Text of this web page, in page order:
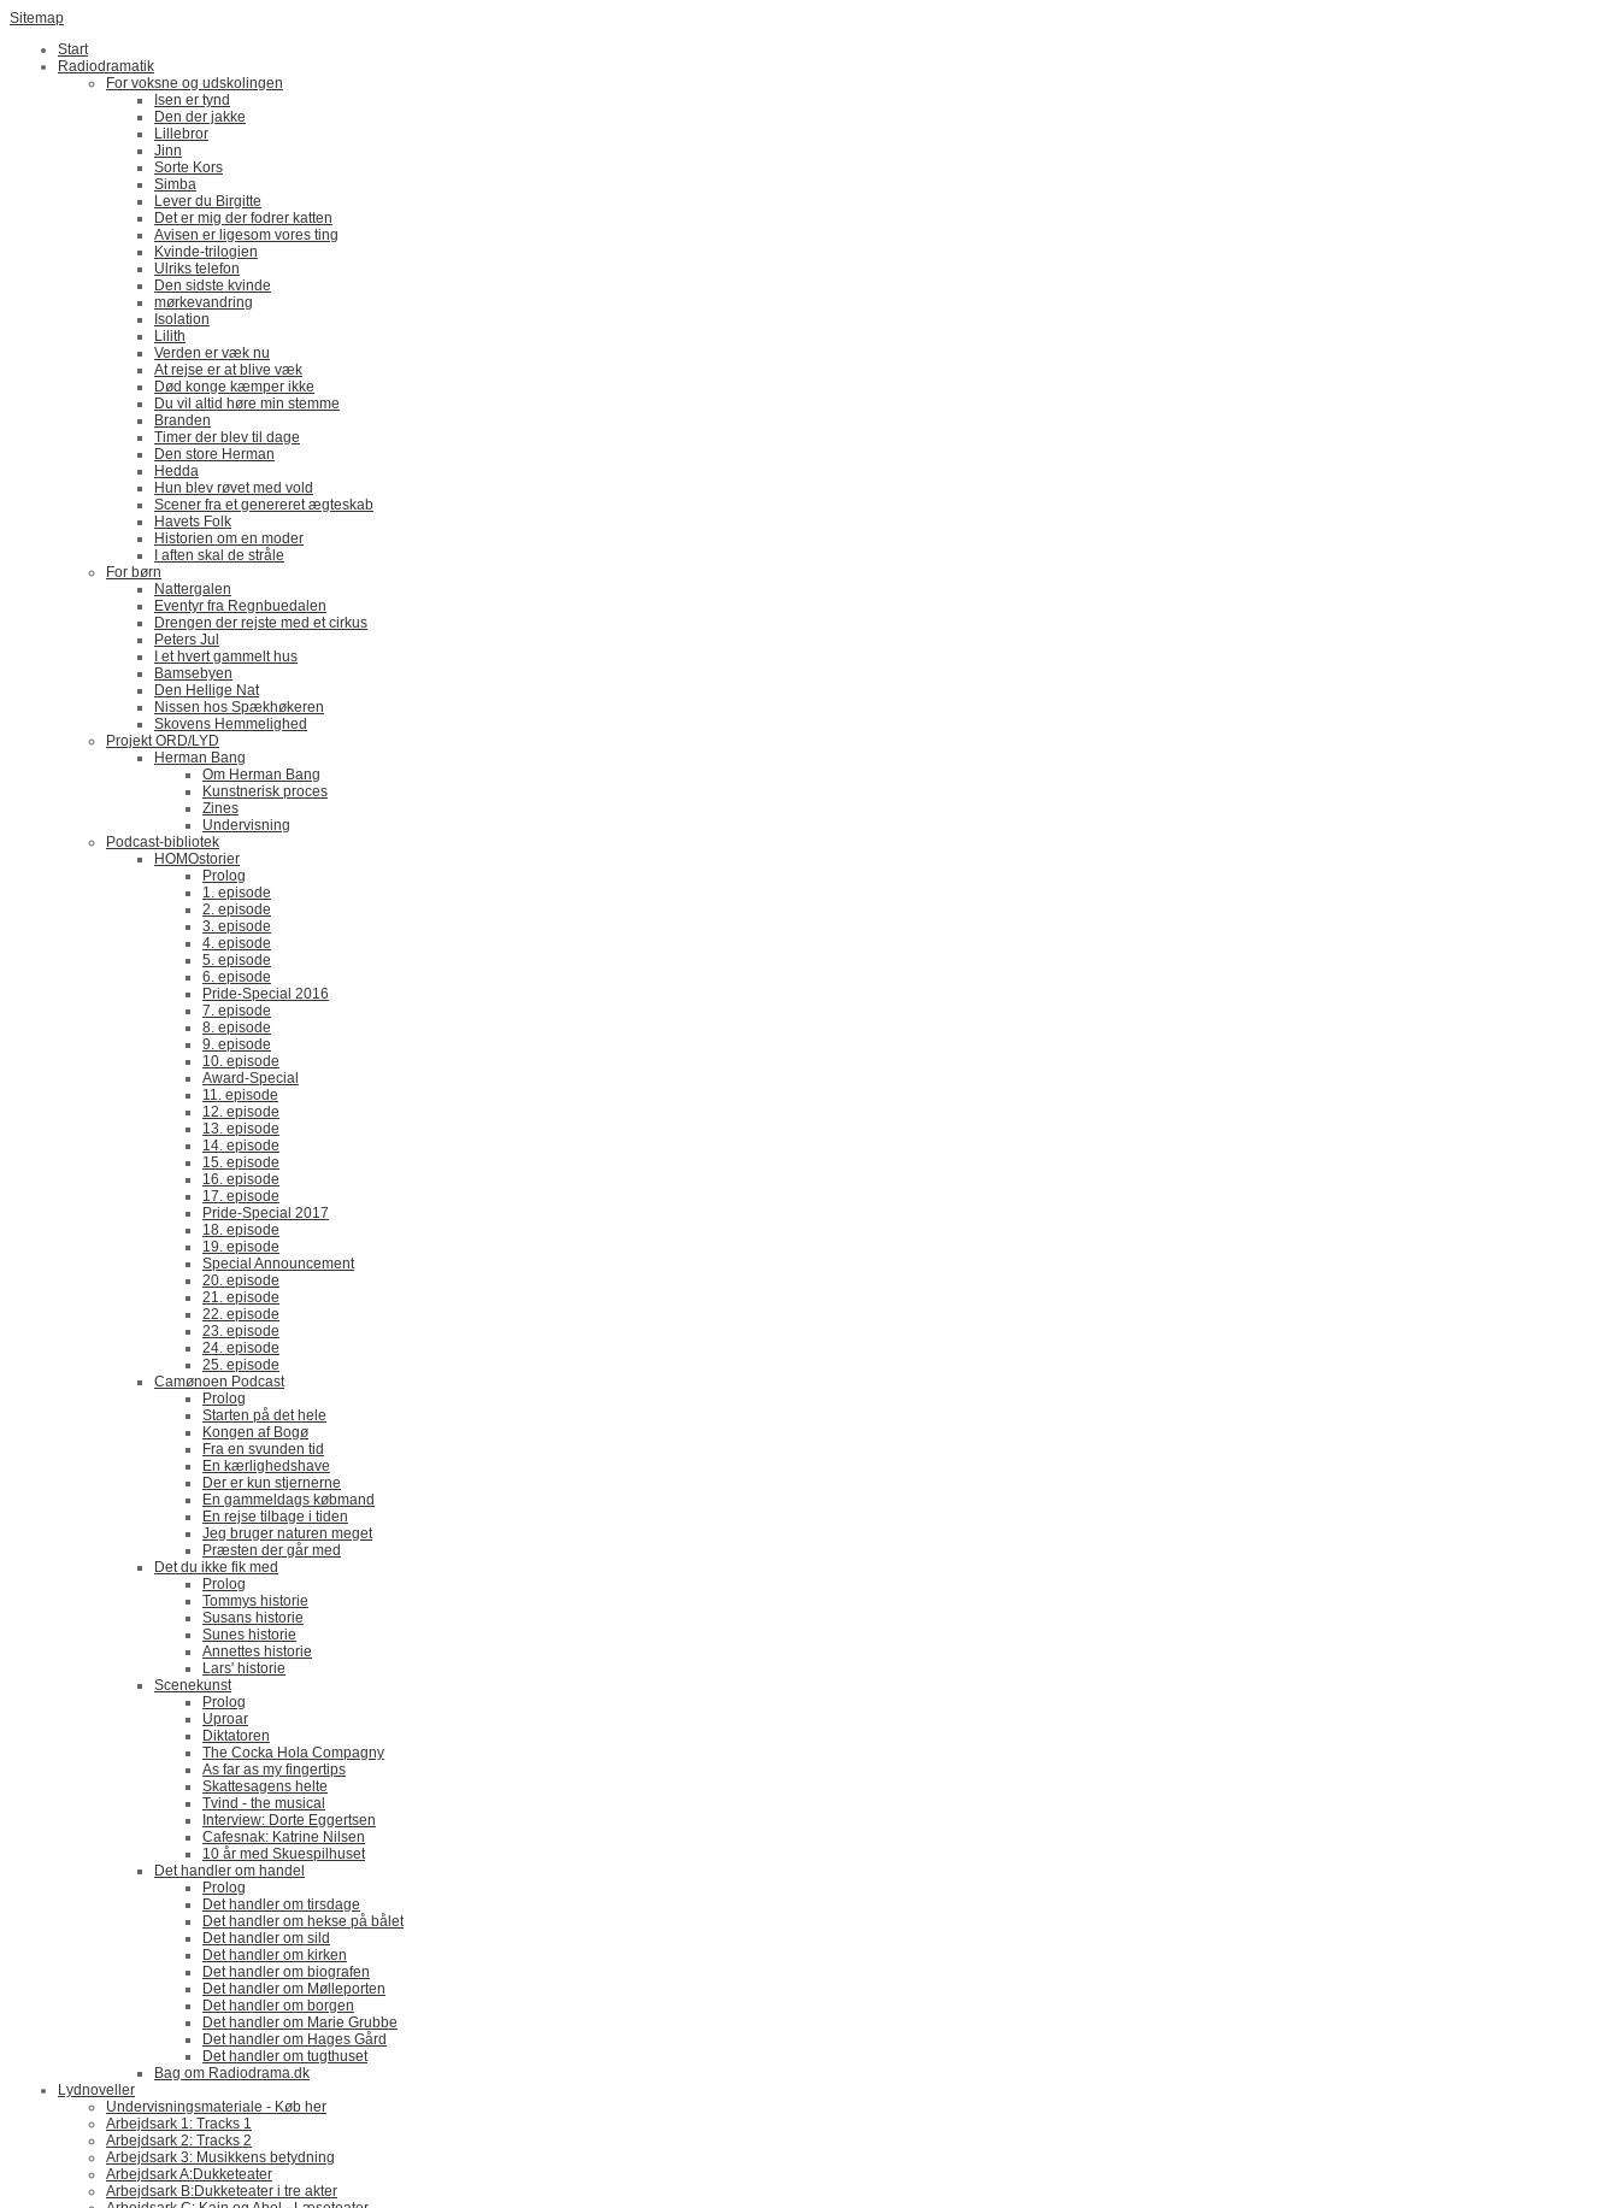
Sitemap
Start
Radiodramatik
For voksne og udskolingen
Isen er tynd
Den der jakke
Lillebror
Jinn
Sorte Kors
Simba
Lever du Birgitte
Det er mig der fodrer katten
Avisen er ligesom vores ting
Kvinde-trilogien
Ulriks telefon
Den sidste kvinde
mørkevandring
Isolation
Lilith
Verden er væk nu
At rejse er at blive væk
Død konge kæmper ikke
Du vil altid høre min stemme
Branden
Timer der blev til dage
Den store Herman
Hedda
Hun blev røvet med vold
Scener fra et genereret ægteskab
Havets Folk
Historien om en moder
I aften skal de stråle
For børn
Nattergalen
Eventyr fra Regnbuedalen
Drengen der rejste med et cirkus
Peters Jul
I et hvert gammelt hus
Bamsebyen
Den Hellige Nat
Nissen hos Spækhøkeren
Skovens Hemmelighed
Projekt ORD/LYD
Herman Bang
Om Herman Bang
Kunstnerisk proces
Zines
Undervisning
Podcast-bibliotek
HOMOstorier
Prolog
1. episode
2. episode
3. episode
4. episode
5. episode
6. episode
Pride-Special 2016
7. episode
8. episode
9. episode
10. episode
Award-Special
11. episode
12. episode
13. episode
14. episode
15. episode
16. episode
17. episode
Pride-Special 2017
18. episode
19. episode
Special Announcement
20. episode
21. episode
22. episode
23. episode
24. episode
25. episode
Camønoen Podcast
Prolog
Starten på det hele
Kongen af Bogø
Fra en svunden tid
En kærlighedshave
Der er kun stjernerne
En gammeldags købmand
En rejse tilbage i tiden
Jeg bruger naturen meget
Præsten der går med
Det du ikke fik med
Prolog
Tommys historie
Susans historie
Sunes historie
Annettes historie
Lars' historie
Scenekunst
Prolog
Uproar
Diktatoren
The Cocka Hola Compagny
As far as my fingertips
Skattesagens helte
Tvind - the musical
Interview: Dorte Eggertsen
Cafesnak: Katrine Nilsen
10 år med Skuespilhuset
Det handler om handel
Prolog
Det handler om tirsdage
Det handler om hekse på bålet
Det handler om sild
Det handler om kirken
Det handler om biografen
Det handler om Mølleporten
Det handler om borgen
Det handler om Marie Grubbe
Det handler om Hages Gård
Det handler om tugthuset
Bag om Radiodrama.dk
Lydnoveller
Undervisningsmateriale - Køb her
Arbejdsark 1: Tracks 1
Arbejdsark 2: Tracks 2
Arbejdsark 3: Musikkens betydning
Arbejdsark A:Dukketeater
Arbejdsark B:Dukketeater i tre akter